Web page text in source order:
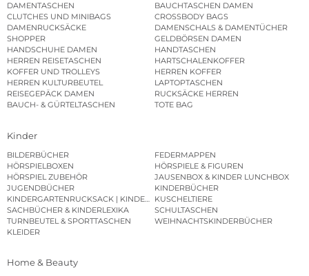
DAMENTASCHEN
BAUCHTASCHEN DAMEN
CLUTCHES UND MINIBAGS
CROSSBODY BAGS
DAMENRUCKSÄCKE
DAMENSCHALS & DAMENTÜCHER
SHOPPER
GELDBÖRSEN DAMEN
HANDSCHUHE DAMEN
HANDTASCHEN
HERREN REISETASCHEN
HARTSCHALENKOFFER
KOFFER UND TROLLEYS
HERREN KOFFER
HERREN KULTURBEUTEL
LAPTOPTASCHEN
REISEGEPÄCK DAMEN
RUCKSÄCKE HERREN
BAUCH- & GÜRTELTASCHEN
TOTE BAG
Kinder
BILDERBÜCHER
FEDERMAPPEN
HÖRSPIELBOXEN
HÖRSPIELE & FIGUREN
HÖRSPIEL ZUBEHÖR
JAUSENBOX & KINDER LUNCHBOX
JUGENDBÜCHER
KINDERBÜCHER
KINDERGARTENRUCKSACK | KINDERGARTENBEUTEL
KUSCHELTIERE
SACHBÜCHER & KINDERLEXIKA
SCHULTASCHEN
TURNBEUTEL & SPORTTASCHEN
WEIHNACHTSKINDERBÜCHER
KLEIDER
Home & Beauty